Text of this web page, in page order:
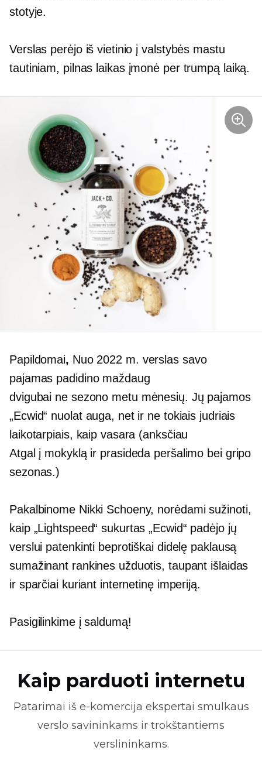
stotyje.
Verslas perėjo iš vietinio įvalstybės mastu
tautiniam, pilnas laikasįmonė per trumpą laiką.
Papildomai, Nuo 2022 m. verslas savo
pajamas padidino maždaug
dvigubai ne sezono metu mėnesių. Jų pajamos
„Ecwid“ nuolat auga, net ir ne tokiais judriais
laikotarpiais, kaip vasara (anksčiau
Atgal į mokykląir prasideda peršalimo bei gripo
sezonas.)
Pakalbinome Nikki Schoeny, norėdami sužinoti,
kaip „Lightspeed“ sukurtas „Ecwid“ padėjo jų
verslui patenkinti beprotiškai didelę paklausą
sumažinant rankines užduotis, taupant išlaidas
ir sparčiai kuriant internetinę imperiją.
Pasigilinkime į saldumą!
Kaip parduoti internetu
Patarimai iš e-komercija ekspertai smulkaus
verslo savininkams ir trokštantiems
verslininkams.